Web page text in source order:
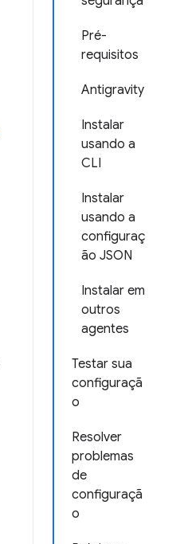
Pré-
requisitos
Antigravity
Instalar
usando a
CLI
Instalar
usando a
configuraç
ão JSON
Instalar em
outros
agentes
Testar sua
configuraçã
o
Resolver
problemas
de
configuraçã
o